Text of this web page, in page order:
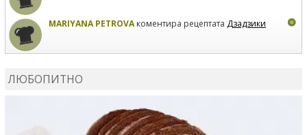
MARIYANA PETROVAкоментира рецептата Дзадзики
ЛЮБОПИТНО